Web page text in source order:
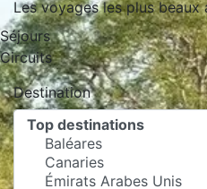
Les voyages les plus
Séjours
Circuits
Destination